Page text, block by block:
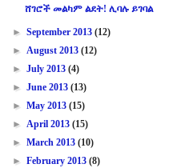
ሸገሮች መልካም ልደት! ሊባሉ ይገባል
►September 2013(12)
►August 2013(12)
►July 2013(4)
►June 2013(13)
►May 2013(15)
►April 2013(15)
►March 2013(10)
►February 2013(8)